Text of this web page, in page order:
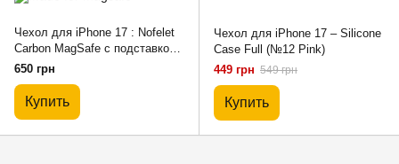
Чехол для iPhone 17 : Nofelet
Carbon MagSafe с подставкой
– Black
650 грн
Купить
Чехол для iPhone 17 – Silicone
Case Full (№12 Pink)
449 грн 549 грн
Купить